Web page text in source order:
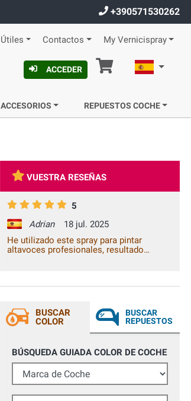
+390571530262
Útiles Contactos My Vernicispray
ACCEDER Cesta Español
ACCESORIOS REPUESTOS COCHE
VUESTRA RESEÑAS
5
Adrian
18 jul. 2025
He utilizado este spray para pintar
altavoces profesionales, resultado
BUSCAR
COLOR
BUSCAR
REPUESTOS
BÚSQUEDA GUIADA COLOR DE COCHE
Marca de Coche